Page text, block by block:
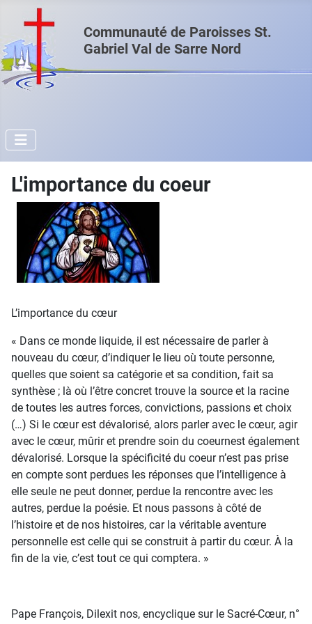
Communauté de Paroisses St.
Gabriel Val de Sarre Nord
L'importance du coeur
L’importance du cœur
« Dans ce monde liquide, il est nécessaire de parler à
nouveau du cœur, d’indiquer le lieu où toute personne,
quelles que soient sa catégorie et sa condition, fait sa
synthèse ; là où l’être concret trouve la source et la racine
de toutes les autres forces, convictions, passions et choix
(…) Si le cœur est dévalorisé, alors parler avec le cœur, agir
avec le cœur, mûrir et prendre soin du coeurnest également
dévalorisé. Lorsque la spécificité du coeur n’est pas prise
en compte sont perdues les réponses que l’intelligence à
elle seule ne peut donner, perdue la rencontre avec les
autres, perdue la poésie. Et nous passons à côté de
l’histoire et de nos histoires, car la véritable aventure
personnelle est celle qui se construit à partir du cœur. À la
fin de la vie, c’est tout ce qui comptera. »
Pape François, Dilexit nos, encyclique sur le Sacré-Cœur, n°